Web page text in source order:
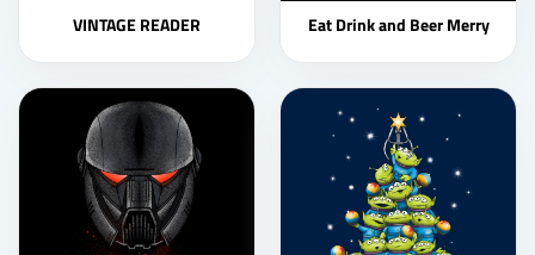
VINTAGE READER Eat Drink and Beer Merry